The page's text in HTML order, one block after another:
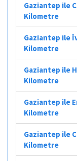
Gaziantep ile
Kilometre
Gaziantep ile
Kilometre
Gaziantep ile
Kilometre
Gaziantep ile
Kilometre
Gaziantep ile
Kilometre